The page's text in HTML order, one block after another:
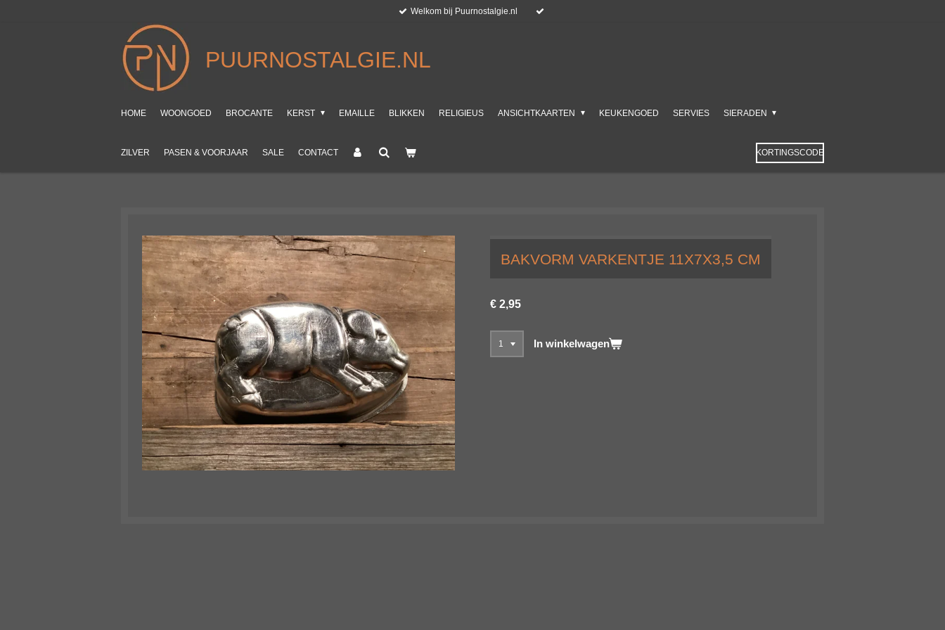
Welkom bij Puurnostalgie.nl
PUURNOSTALGIE.NL
HOME WOONGOED BROCANTE KERST EMAILLE BLIKKEN RELIGIEUS ANSICHTKAARTEN KEUKENGOED SERVIES SIERADEN
ZILVER PASEN & VOORJAAR SALE CONTACT KORTINGSCODE
BAKVORM VARKENTJE 11X7X3,5 CM
€ 2,95
In winkelwagen